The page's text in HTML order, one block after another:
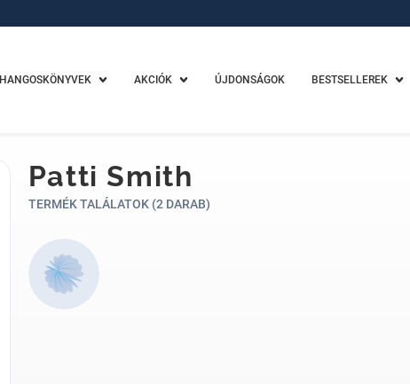
HANGOSKÖNYVEK AKCIÓK ÚJDONSÁGOK BESTSELLEREK
Patti Smith
TERMÉK TALÁLATOK (2 DARAB)